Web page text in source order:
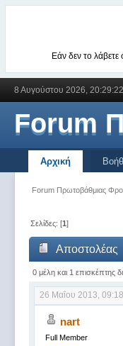
Εάν δεν το
8 Αυγούστου 2026, 20:29:22
Forum
Αρχική
Forum Πρωτοβάθμιας
Σελίδες: [1]
Αποστολέας
0 μέλη και 1 επισκέπτης
26 Μαΐου 2013,
nart
Full Member